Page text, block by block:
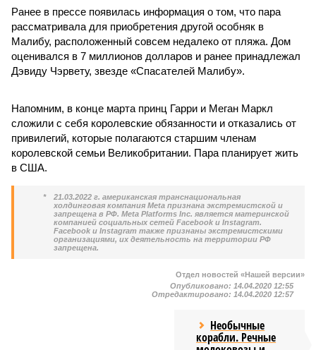
Ранее в прессе появилась информация о том, что пара
рассматривала для приобретения другой особняк в
Малибу, расположенный совсем недалеко от пляжа. Дом
оценивался в 7 миллионов долларов и ранее принадлежал
Дэвиду Чэрвету, звезде «Спасателей Малибу».
Напомним, в конце марта принц Гарри и Меган Маркл
сложили с себя королевские обязанности и отказались от
привилегий, которые полагаются старшим членам
королевской семьи Великобритании. Пара планирует жить
в США.
*
21.03.2022 г. американская транснациональная
холдинговая компания Meta признана экстремистской и
запрещена в РФ. Meta Platforms Inc. является материнской
компанией социальных сетей Facebook и Instagram.
Facebook и Instagram также признаны экстремистскими
организациями, их деятельность на территории РФ
запрещена.
Отдел новостей «Нашей версии»
Опубликовано: 14.04.2020 12:55
Отредактировано: 14.04.2020 12:57
Необычные
корабли. Речные